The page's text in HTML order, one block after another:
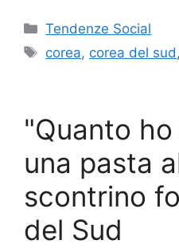
Categorie
Tendenze Social
Tag
corea, corea del sud
"Quanto
una pasta
scontrino
del Sud